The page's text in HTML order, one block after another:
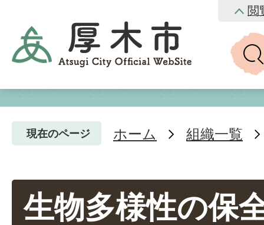
閲
現在のページ ホーム 組織一覧
生物多様性の保